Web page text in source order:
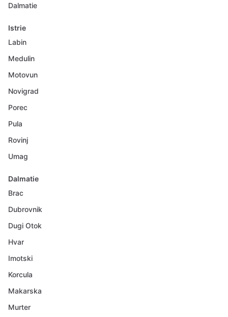
Dalmatie
Istrie
Labin
Medulin
Motovun
Novigrad
Porec
Pula
Rovinj
Umag
Dalmatie
Brac
Dubrovnik
Dugi Otok
Hvar
Imotski
Korcula
Makarska
Murter